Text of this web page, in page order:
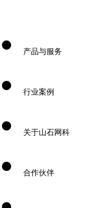
产品与服务
行业案例
关于山石网科
合作伙伴